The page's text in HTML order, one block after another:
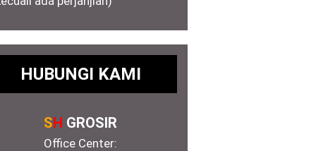
HUBUNGI KAMI
SH GROSIR
Office Center: